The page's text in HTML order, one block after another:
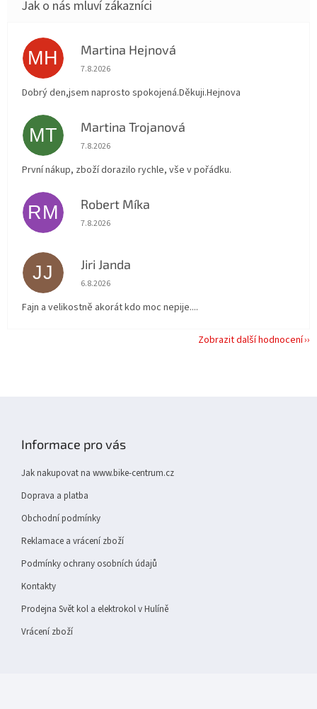
MH Martina Hejnová
Hodnocení obchodu je 5 z 5 hvězdiček.
7.8.2026
Dobrý den,jsem naprosto spokojená.Děkuji.Hejnova
MT Martina Trojanová
Hodnocení obchodu je 5 z 5 hvězdiček.
7.8.2026
První nákup, zboží dorazilo rychle, vše v pořádku.
RM Robert Míka
Hodnocení obchodu je 5 z 5 hvězdiček.
7.8.2026
JJ Jiri Janda
Hodnocení obchodu je 5 z 5 hvězdiček.
6.8.2026
Fajn a velikostně akorát kdo moc nepije....
Zobrazit další hodnocení
Informace pro vás
Jak nakupovat na www.bike-centrum.cz
Doprava a platba
Obchodní podmínky
Reklamace a vrácení zboží
Podmínky ochrany osobních údajů
Kontakty
Prodejna Svět kol a elektrokol v Hulíně
Vrácení zboží